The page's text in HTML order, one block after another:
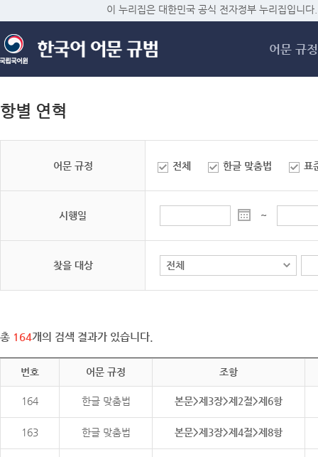
메
이 누리집은 대한민국 공식 전자정부 누리집입니다.
어문 규정
항별 연혁
어문 규정 전체 한글 맞춤법 표
시행일 ~
찾을 대상
총 164개의 검색 결과가 있습니다.
번호 어문 규정 조항
164 한글 맞춤법 본문>제3장>제2절>제6항
163 한글 맞춤법 본문>제3장>제4절>제8항